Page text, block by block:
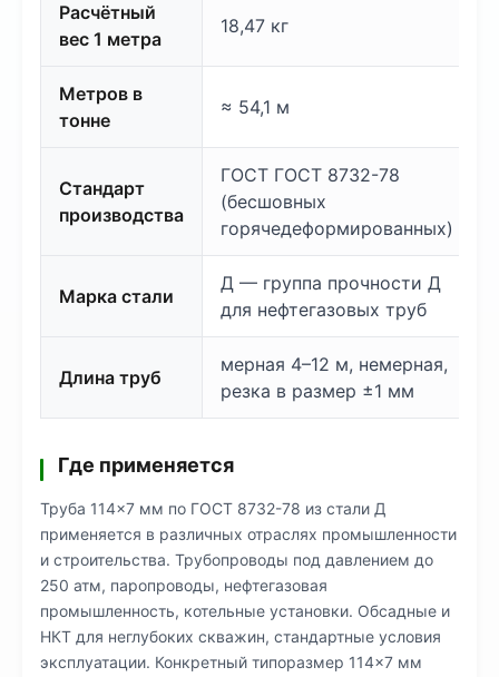
Расчётный
вес 1 метра
18,47 кг
Метров в
тонне
≈ 54,1 м
Стандарт
производства
ГОСТ ГОСТ 8732-78
(бесшовных
горячедеформированных)
Марка стали
Д — группа прочности Д
для нефтегазовых труб
Длина труб
мерная 4–12 м, немерная,
резка в размер ±1 мм
Где применяется
Труба 114×7 мм по ГОСТ 8732-78 из стали Д
применяется в различных отраслях промышленности
и строительства. Трубопроводы под давлением до
250 атм, паропроводы, нефтегазовая
промышленность, котельные установки. Обсадные и
НКТ для неглубоких скважин, стандартные условия
эксплуатации. Конкретный типоразмер 114×7 мм